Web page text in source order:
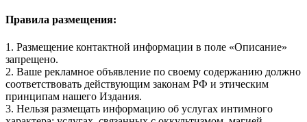
Правила размещения:
1. Размещение контактной информации в поле «Описание»
запрещено.
2. Ваше рекламное объявление по своему содержанию должно
соответствовать действующим законам РФ и этическим
принципам нашего Издания.
3. Нельзя размещать информацию об услугах интимного